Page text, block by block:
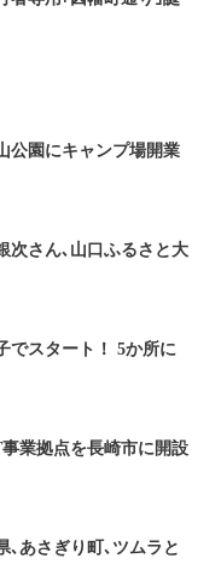
公園にキャンプ場開業
次さん､山口ふるさと大
でスタート！ 5か所に
業拠点を長崎市に開設
､あさぎり町､ツムラと